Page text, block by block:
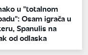
u "totalnom
Osam igrača u
Spanulis na
od odlaska